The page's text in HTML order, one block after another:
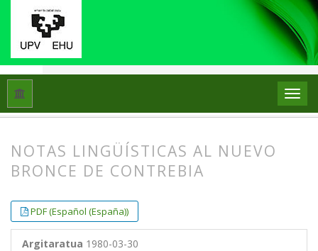
Hasiera
NOTAS LINGÜÍSTICAS AL NUEVO
BRONCE DE CONTREBIA
PDF (Español (España))
Argitaratua 1980-03-30